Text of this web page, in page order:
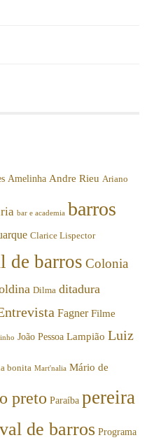
Amelinha Andre Rieu Ariano
bar e academia barros
Clarice Lispector
de barros Colonia
Dilma ditadura
Fagner Filme
João Pessoa Lampião Luiz
bonita Mart'nalia Mário de
preto Paraíba pereira
de barros Programa